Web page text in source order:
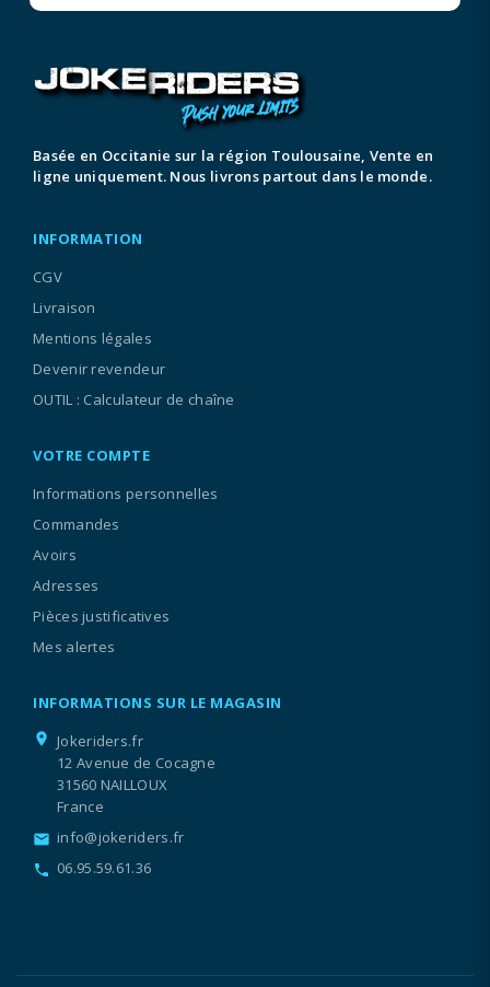
Basée en Occitanie sur la région Toulousaine, Vente en
ligne uniquement. Nous livrons partout dans le monde.
INFORMATION
CGV
Livraison
Mentions légales
Devenir revendeur
OUTIL : Calculateur de chaîne
VOTRE COMPTE
Informations personnelles
Commandes
Avoirs
Adresses
Pièces justificatives
Mes alertes
INFORMATIONS SUR LE MAGASIN
location_on
Jokeriders.fr
12 Avenue de Cocagne
31560 NAILLOUX
France
email info@jokeriders.fr
call 06.95.59.61.36